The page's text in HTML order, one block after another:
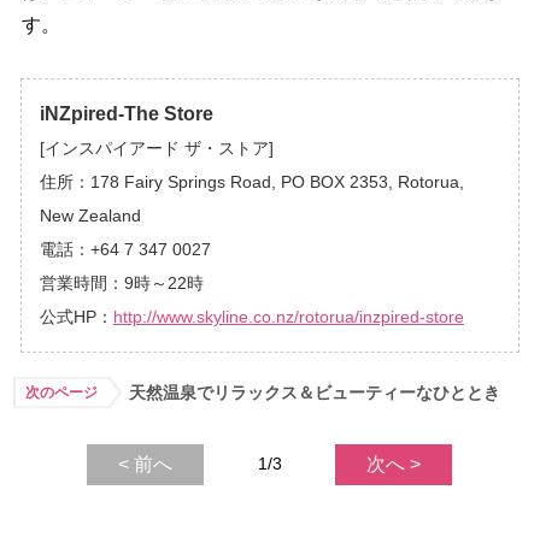
す。
iNZpired-The Store
[インスパイアード ザ・ストア]
住所：178 Fairy Springs Road, PO BOX 2353, Rotorua,
New Zealand
電話：+64 7 347 0027
営業時間：9時～22時
公式HP： http://www.skyline.co.nz/rotorua/inzpired-store
次のページ 天然温泉でリラックス＆ビューティーなひととき
< 前へ 1/3 次へ >